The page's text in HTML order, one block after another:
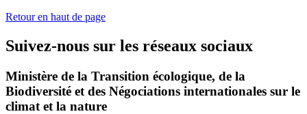
Retour en haut de page
Suivez-nous sur les réseaux sociaux
Ministère de la Transition écologique, de la
Biodiversité et des Négociations internationales sur le
climat et la nature